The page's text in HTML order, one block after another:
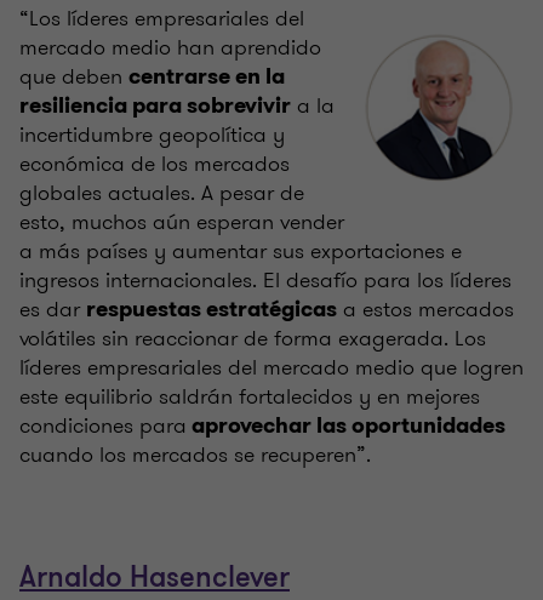
“Los líderes empresariales del
mercado medio han aprendido
que deben centrarse en la
resiliencia para sobrevivir a la
incertidumbre geopolítica y
económica de los mercados
globales actuales. A pesar de
esto, muchos aún esperan vender
a más países y aumentar sus exportaciones e
ingresos internacionales. El desafío para los líderes
es dar respuestas estratégicas a estos mercados
volátiles sin reaccionar de forma exagerada. Los
líderes empresariales del mercado medio que logren
este equilibrio saldrán fortalecidos y en mejores
condiciones para aprovechar las oportunidades
cuando los mercados se recuperen”.
Arnaldo Hasenclever